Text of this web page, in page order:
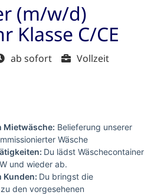
(m/w/d)
Klasse C/CE
ab sofort
Vollzeit
Mietwäsche: Belieferung unserer
Wäsche
Du lädst Wäschecontainer
und wieder ab.
Kunden: Du bringst die
den vorgesehenen